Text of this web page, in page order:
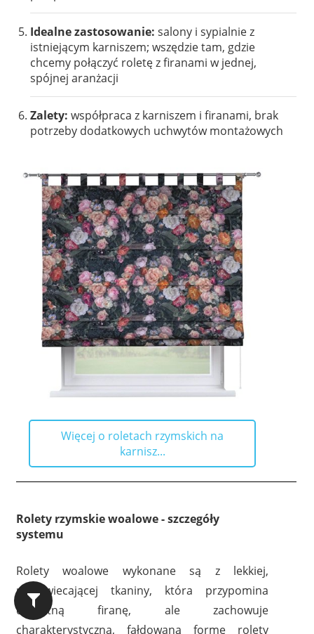
Więcej o roletach rzymskich na
karnisz...
Idealne zastosowanie: salony i sypialnie z
istniejącym karniszem; wszędzie tam, gdzie
chcemy połączyć roletę z firanami w jednej,
spójnej aranżacji
Zalety: współpraca z karniszem i firanami, brak
potrzeby dodatkowych uchwytów montażowych
Rolety rzymskie woalowe - szczegóły
systemu
Rolety woalowe wykonane są z lekkiej,
przeświecającej tkaniny, która przypomina
delikatną firanę, ale zachowuje
charakterystyczną, fałdowaną formę rolety